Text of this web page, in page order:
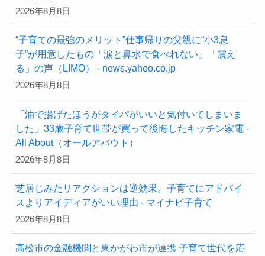
2026年8月8日
“子育ての最強のメリット”仕事帰りの父親に“小3息
子”が用意したもの「涙と鼻水で食べれない」「震え
る」の声（LIMO） - news.yahoo.co.jp
2026年8月8日
「油で揚げたほうがタイパがいいと気付いてしまいま
した」33歳子育て世帯が買って後悔したキッチン家電 -
All About（オールアバウト）
2026年8月8日
芝居じみたリアクションは逆効果。子育てにアドバイ
スよりアイディアがいい理由 - マイナビ子育て
2026年8月8日
高松市の金融機関と東かがわ市が連携 子育て世代を応